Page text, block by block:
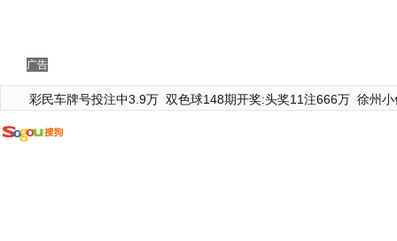
广告
彩民车牌号投注中3.9万 双色球148期开奖:头奖11注666万 徐州